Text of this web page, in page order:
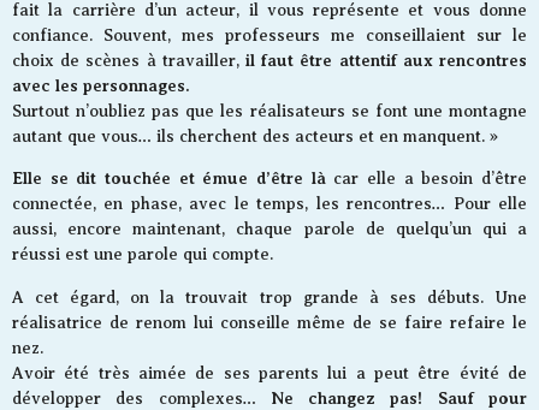
fait la carrière d’un acteur, il vous représente et vous donne
confiance. Souvent, mes professeurs me conseillaient sur le
choix de scènes à travailler, il faut être attentif aux rencontres
avec les personnages.
Surtout n’oubliez pas que les réalisateurs se font une montagne
autant que vous… ils cherchent des acteurs et en manquent. »
Elle se dit touchée et émue d’être làcar elle a besoin d’être
connectée, en phase, avec le temps, les rencontres… Pour elle
aussi, encore maintenant, chaque parole de quelqu’un qui a
réussi est une parole qui compte.
A cet égard, on la trouvait trop grande à ses débuts. Une
réalisatrice de renom lui conseille même de se faire refaire le
nez.
Avoir été très aimée de ses parents lui a peut être évité de
développer des complexes… Ne changez pas! Sauf pour